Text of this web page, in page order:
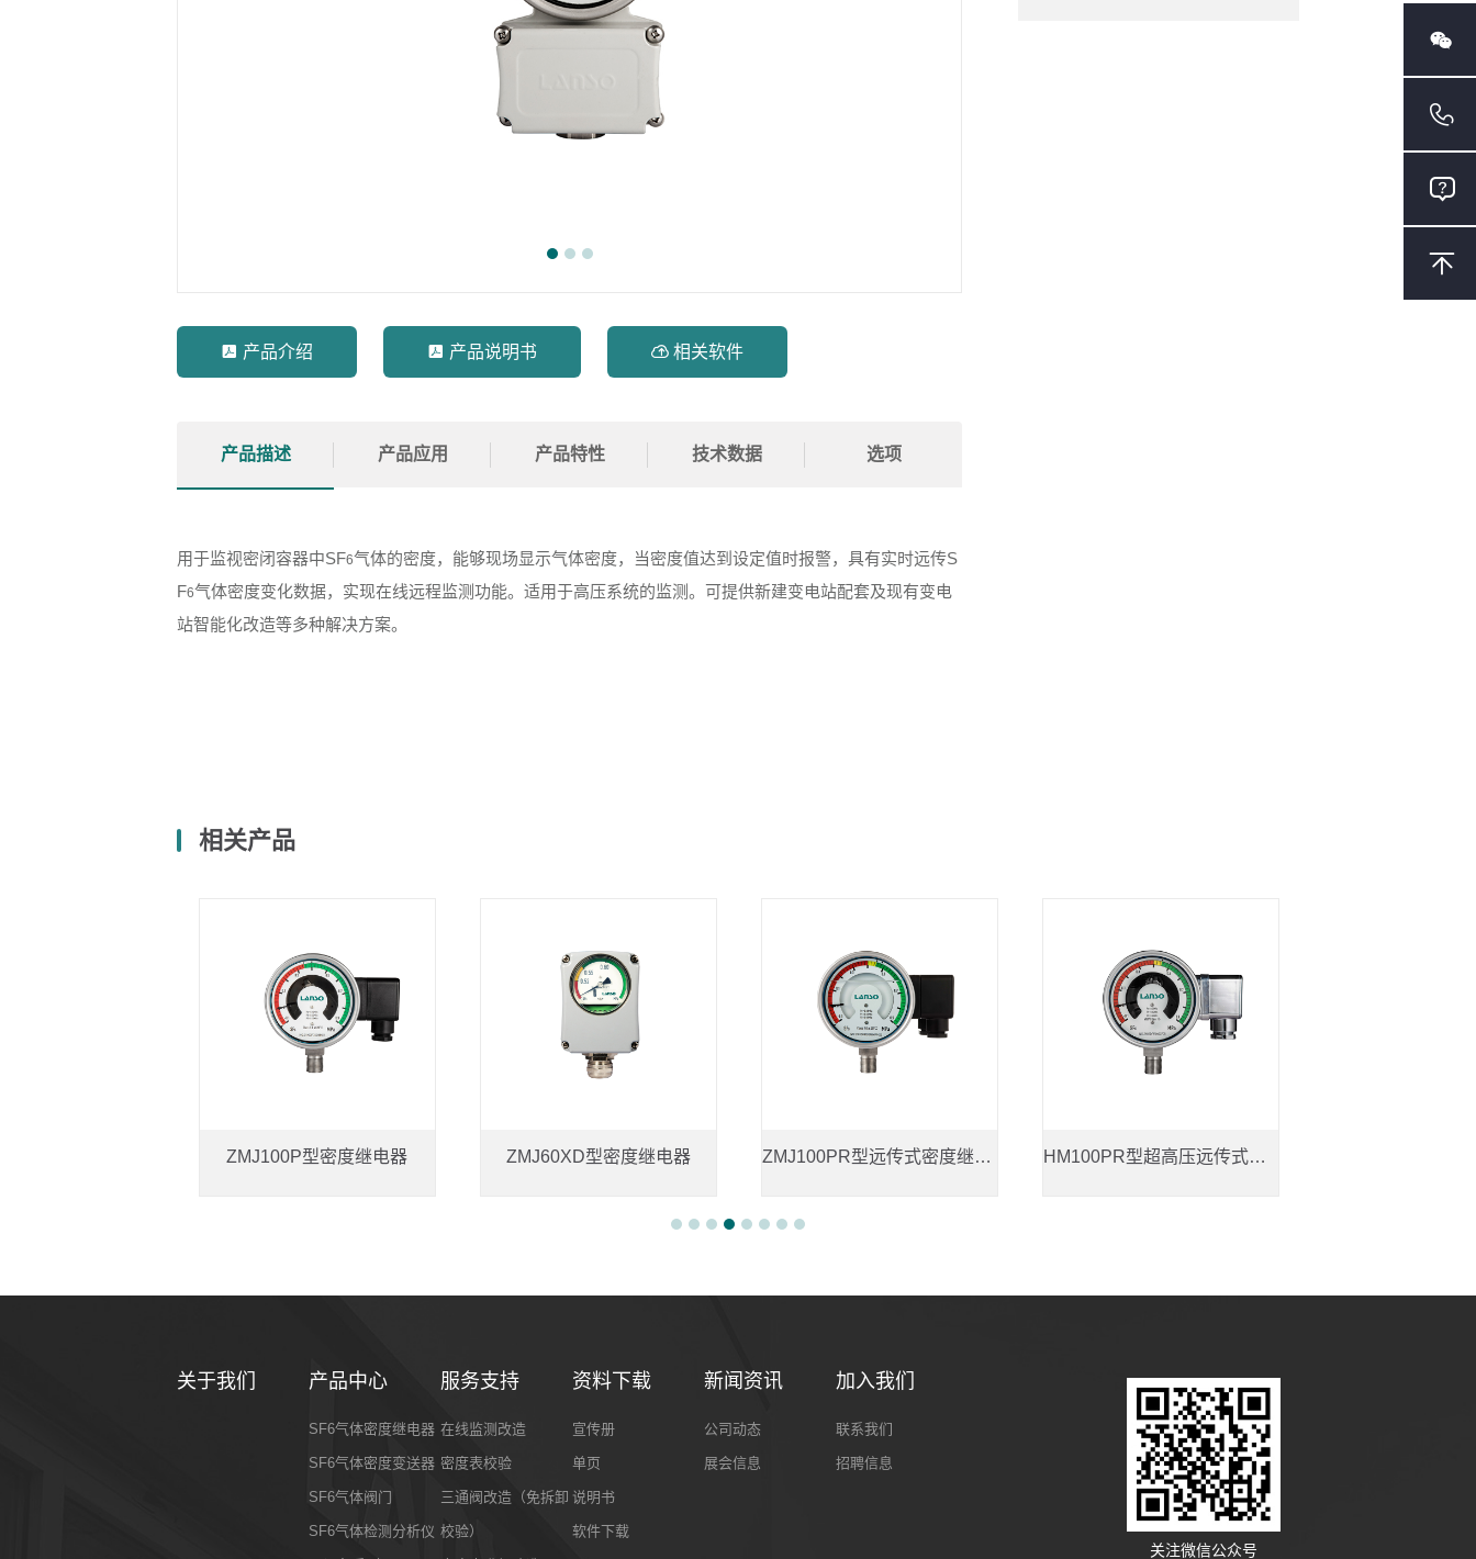
 产品介绍  产品说明书  相关软件
产品描述 产品应用 产品特性 技术数据 选项
用于监视密闭容器中SF6气体的密度，能够现场显示气体密度，当密度值达到设定值时报警，具有实时远传S
F6气体密度变化数据，实现在线远程监测功能。适用于高压系统的监测。可提供新建变电站配套及现有变电
站智能化改造等多种解决方案。
相关产品
ZMJ100P型密度继电器 ZMJ60XD型密度继电器 ZMJ100PR型远传式密度继电器 HM100PR型超高压远传式密度继电器
关于我们 产品中心
SF6气体密度继电器
SF6气体密度变送器
SF6气体阀门
SF6气体检测分析仪
服务支持
在线监测改造
密度表校验
三通阀改造（免拆卸
校验）
资料下载
宣传册
单页
说明书
软件下载
新闻资讯
公司动态
展会信息
加入我们
联系我们
招聘信息
关注微信公众号



